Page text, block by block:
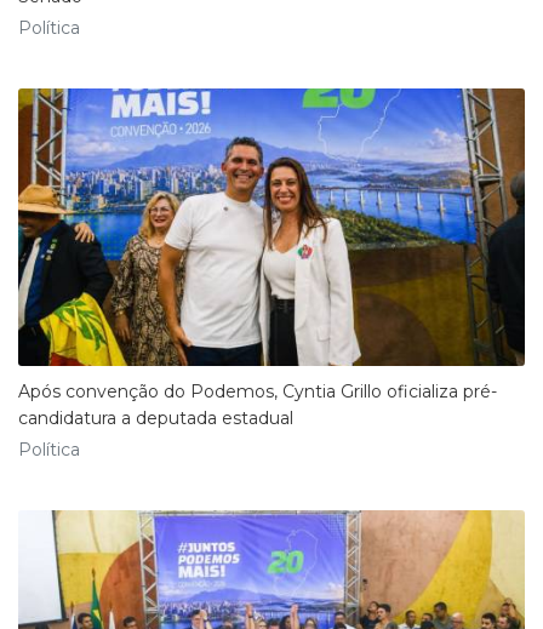
Política
Após convenção do Podemos, Cyntia Grillo oficializa pré-
candidatura a deputada estadual
Política